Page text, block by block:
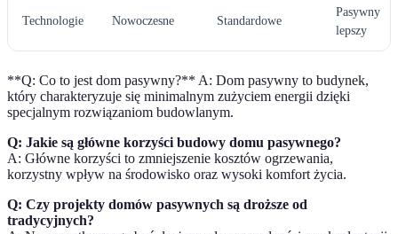
Technologie Nowoczesne Standardowe
Pasywny
lepszy
**Q: Co to jest dom pasywny?** A: Dom pasywny to budynek,
który charakteryzuje się minimalnym zużyciem energii dzięki
specjalnym rozwiązaniom budowlanym.
Q: Jakie są główne korzyści budowy domu pasywnego?
A: Główne korzyści to zmniejszenie kosztów ogrzewania,
korzystny wpływ na środowisko oraz wysoki komfort życia.
Q: Czy projekty domów pasywnych są droższe od
tradycyjnych?